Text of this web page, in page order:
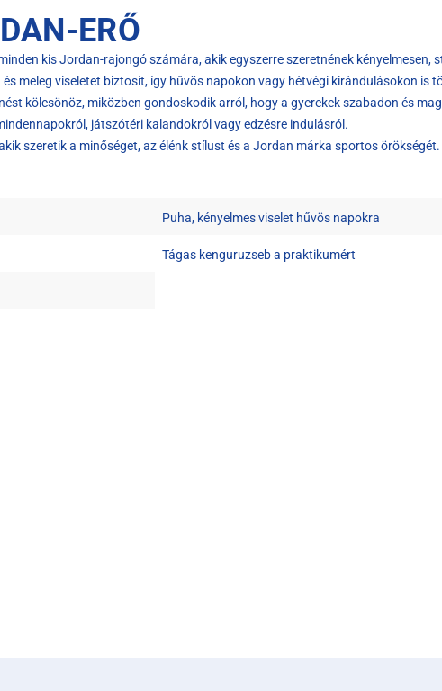
ERŐ
kis Jordan-rajongó számára, akik egyszerre szeretnének
meleg viseletet biztosít, így hűvös napokon vagy hétvégi kirándulásokon is
kölcsönöz, miközben gondoskodik arról, hogy a gyerekek szabadon és
játszótéri kalandokról vagy edzésre indulásról.
szeretik a minőséget, az élénk stílust és a Jordan márka sportos
Puha, kényelmes viselet hűvös napokra
Tágas kenguruzseb a praktikumért